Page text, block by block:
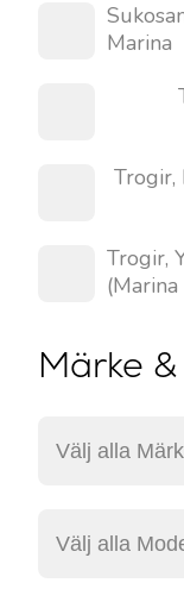
Marina
Trogir,
Trogir,
(Marina
Märke
Nyheter / Blogg